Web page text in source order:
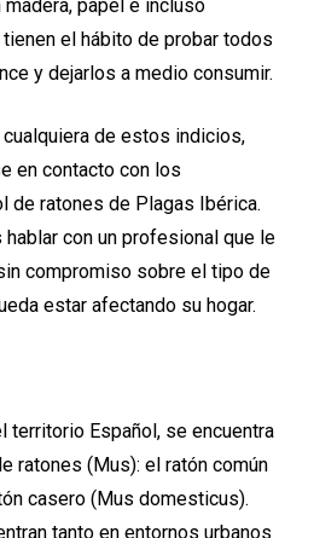
papel e incluso
el hábito de probar todos
y dejarlos a medio consumir.
de estos indicios,
en contacto con los
de ratones de Plagas Ibérica.
con un profesional que le
compromiso sobre el tipo de
estar afectando su hogar.
territorio Español, se encuentra
ratones (Mus): el ratón común
casero (Mus domesticus).
tanto en entornos urbanos